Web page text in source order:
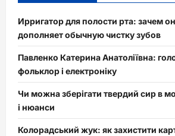
Ирригатор для полости рта: зачем
дополняет обычную чистку зубов
Павленко Катерина Анатоліївна:
фольклор і електроніку
Чи можна зберігати твердий сир в
і нюанси
Колорадський жук: як захистити